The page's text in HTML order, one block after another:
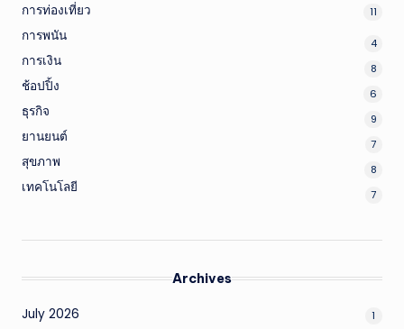
การท่องเที่ยว 11
การพนัน 4
การเงิน 8
ช้อปปิ้ง 6
ธุรกิจ 9
ยานยนต์ 7
สุขภาพ 8
เทคโนโลยี 7
Archives
July 2026 1